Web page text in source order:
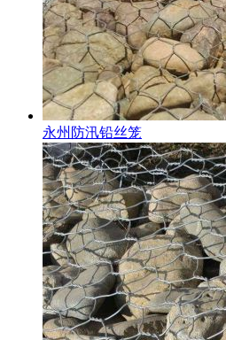
永州防汛铅丝笼